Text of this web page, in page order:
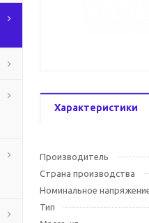
Характеристики
Производитель
Страна производства
Номинальное
Тип